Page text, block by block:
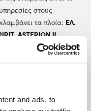
and ads, to
στους
τα πλοία: ΕΛ.
,ASTERION II,
. Όλα τα πλοία
όπως εστιατόρια,
με μικρά